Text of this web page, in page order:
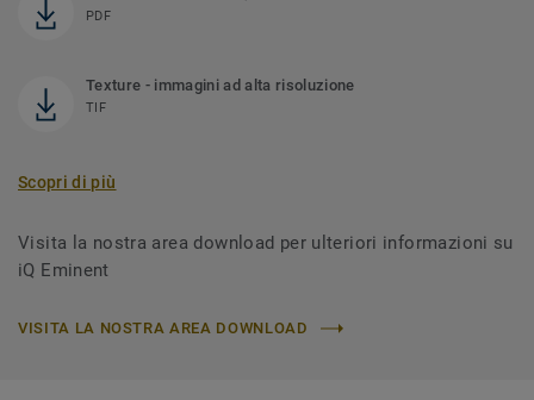
PDF
Texture - immagini ad alta risoluzione
TIF
Scopri di più
Visita la nostra area download per ulteriori informazioni su
iQ Eminent
VISITA LA NOSTRA AREA DOWNLOAD